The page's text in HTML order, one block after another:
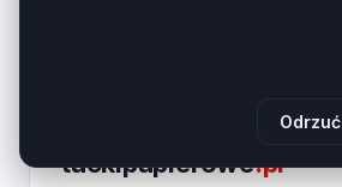
tackipapierowe.pl
Odrzuć